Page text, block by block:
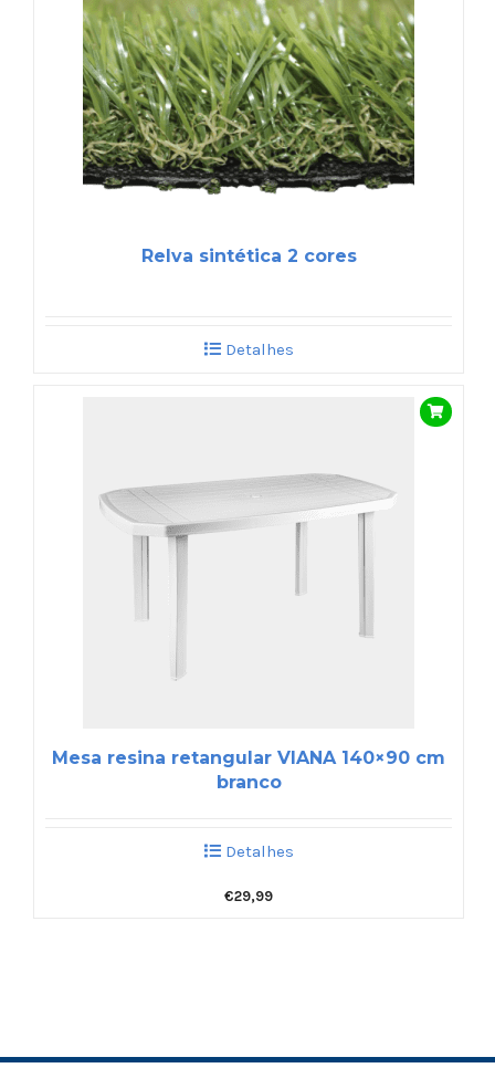
Relva sintética 2 cores
Detalhes
Mesa resina retangular VIANA 140×90 cm
branco
Detalhes
€29,99